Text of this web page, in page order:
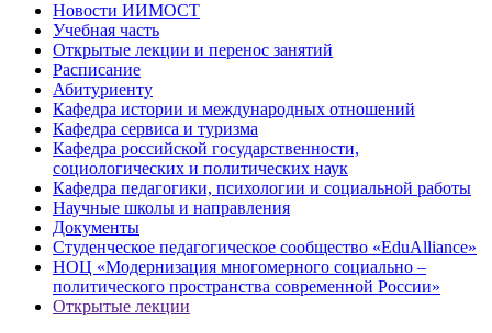
Новости ИИМОСТ
Учебная часть
Открытые лекции и перенос занятий
Расписание
Абитуриенту
Кафедра истории и международных отношений
Кафедра сервиса и туризма
Кафедра российской государственности,
социологических и политических наук
Кафедра педагогики, психологии и социальной работы
Научные школы и направления
Документы
Студенческое педагогическое сообщество «EduAlliance»
НОЦ «Модернизация многомерного социально –
политического пространства современной России»
Открытые лекции